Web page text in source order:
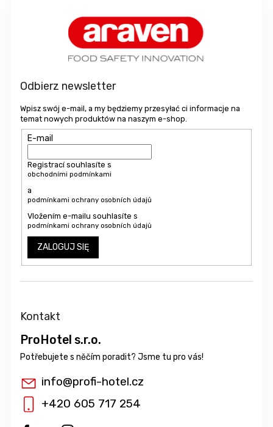
Odbierz newsletter
Wpisz swój e-mail, a my będziemy przesyłać ci informacje na
temat nowych produktów na naszym e-shop.
E-mail
Registrací souhlasíte s
obchodními podmínkami
a
podmínkami ochrany osobních údajů
Vložením e-mailu souhlasíte s
podmínkami ochrany osobních údajů
ZALOGUJ SIĘ
Kontakt
ProHotel s.r.o.
info@profi-hotel.cz
+420 605 717 254